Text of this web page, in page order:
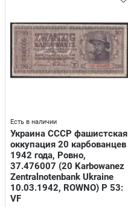
Есть в наличии
Украина СССР фашистская
оккупация 20 карбованцев
1942 года, Ровно,
37.476007 (20 Karbowanez
Zentralnotenbank Ukraine
10.03.1942, ROWNO) P 53:
VF